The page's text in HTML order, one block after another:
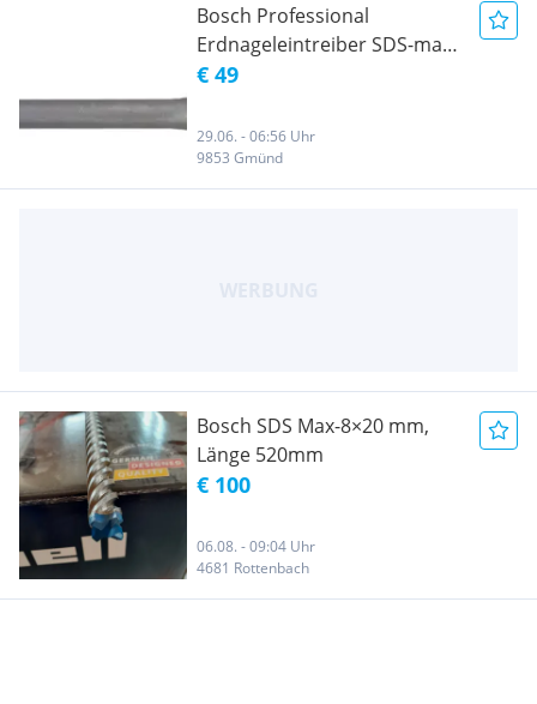
Bosch Professional
Erdnageleintreiber SDS-max
(Ø 13 mm)
€ 49
29.06. - 06:56 Uhr
9853 Gmünd
Bosch SDS Max-8×20 mm,
Länge 520mm
€ 100
06.08. - 09:04 Uhr
4681 Rottenbach